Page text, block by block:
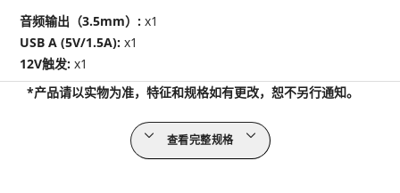
音频输出（3.5mm）:x1
USB A (5V/1.5A):x1
12V触发:x1
*产品请以实物为准，特征和规格如有更改，恕不另行通知。
查看完整规格